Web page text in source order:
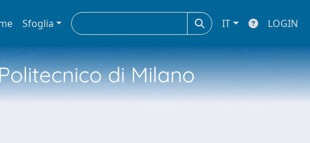
Sfoglia IT LOGIN
di Milano